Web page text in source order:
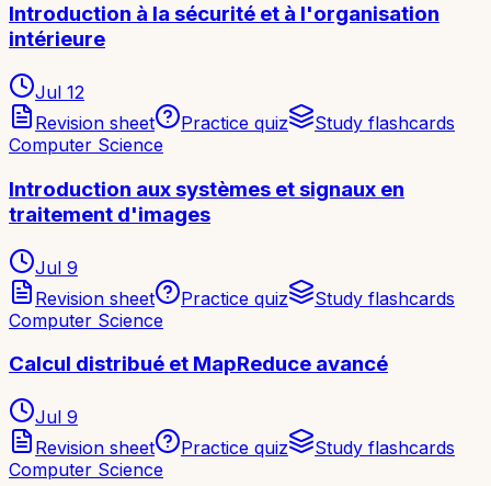
Introduction à la sécurité et à l'organisation
intérieure
Jul 12
Revision sheet
Practice quiz
Study flashcards
Computer Science
Introduction aux systèmes et signaux en
traitement d'images
Jul 9
Revision sheet
Practice quiz
Study flashcards
Computer Science
Calcul distribué et MapReduce avancé
Jul 9
Revision sheet
Practice quiz
Study flashcards
Computer Science